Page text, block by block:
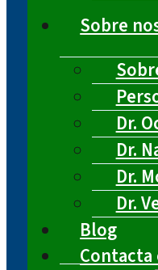
Sobre
Dr.
Dr.
Dr.
Dr.
Blog